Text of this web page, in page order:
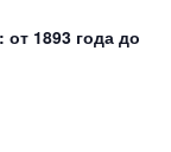
1893 года до